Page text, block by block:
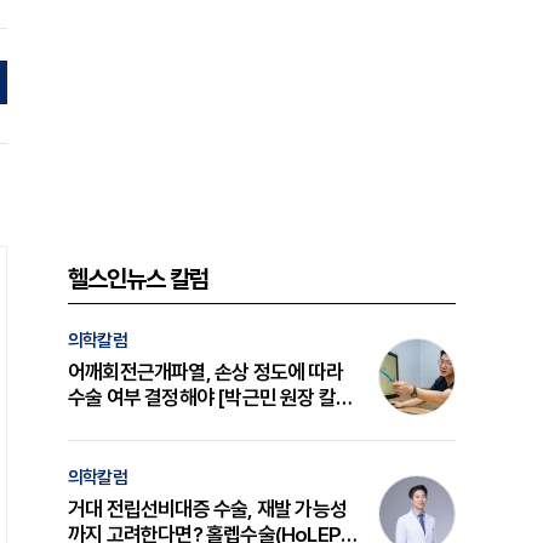
헬스인뉴스 칼럼
의학칼럼
어깨회전근개파열, 손상 정도에 따라
수술 여부 결정해야 [박근민 원장 칼
의학칼럼
거대 전립선비대증 수술, 재발 가능성
까지 고려한다면? 홀렙수술(HoLEP)